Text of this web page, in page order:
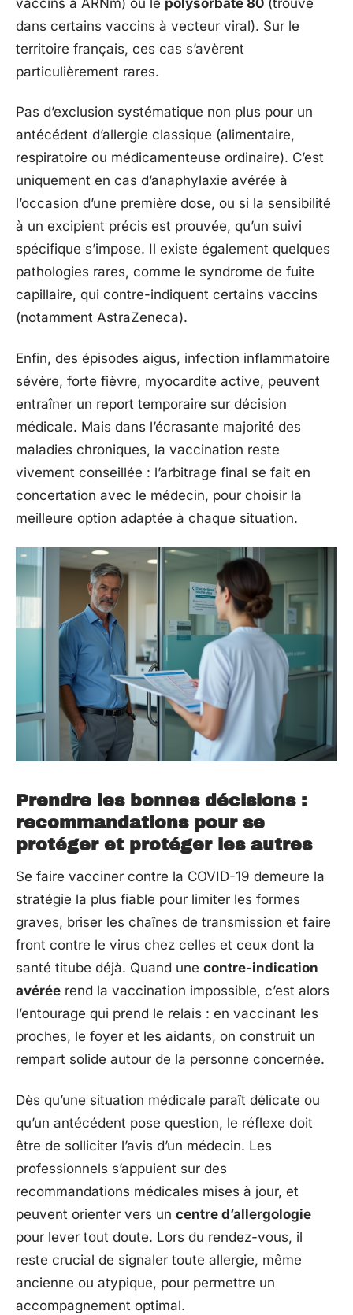
dans certains vaccins à vecteur viral). Sur le
territoire français, ces cas s’avèrent
particulièrement rares.
Pas d’exclusion systématique non plus pour un
antécédent d’allergie classique (alimentaire,
respiratoire ou médicamenteuse ordinaire). C’est
uniquement en cas d’anaphylaxie avérée à
l’occasion d’une première dose, ou si la sensibilité
à un excipient précis est prouvée, qu’un suivi
spécifique s’impose. Il existe également quelques
pathologies rares, comme le syndrome de fuite
capillaire, qui contre-indiquent certains vaccins
(notamment AstraZeneca).
Enfin, des épisodes aigus, infection inflammatoire
sévère, forte fièvre, myocardite active, peuvent
entraîner un report temporaire sur décision
médicale. Mais dans l’écrasante majorité des
maladies chroniques, la vaccination reste
vivement conseillée : l’arbitrage final se fait en
concertation avec le médecin, pour choisir la
meilleure option adaptée à chaque situation.
Prendre les bonnes décisions :
recommandations pour se
protéger et protéger les autres
Se faire vacciner contre la COVID-19 demeure la
stratégie la plus fiable pour limiter les formes
graves, briser les chaînes de transmission et faire
front contre le virus chez celles et ceux dont la
santé titube déjà. Quand une contre-indication
avérée rend la vaccination impossible, c’est alors
l’entourage qui prend le relais : en vaccinant les
proches, le foyer et les aidants, on construit un
rempart solide autour de la personne concernée.
Dès qu’une situation médicale paraît délicate ou
qu’un antécédent pose question, le réflexe doit
être de solliciter l’avis d’un médecin. Les
professionnels s’appuient sur des
recommandations médicales mises à jour, et
peuvent orienter vers un centre d’allergologie
pour lever tout doute. Lors du rendez-vous, il
reste crucial de signaler toute allergie, même
ancienne ou atypique, pour permettre un
accompagnement optimal.